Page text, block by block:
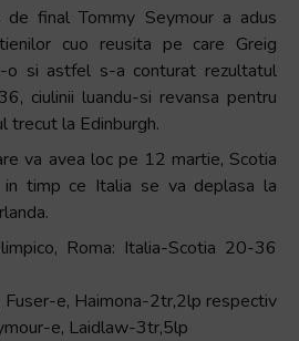
final Tommy Seymour a adus
cuo reusita pe care Greig
o si astfel s-a conturat rezultatul
ciulinii luandu-si revansa pentru
trecut la Edinburgh.
va avea loc pe 12 martie, Scotia
in timp ce Italia se va deplasa la
Roma: Italia-Scotia 20-36
Fuser-e, Haimona-2tr,2lp respectiv
e, Laidlaw-3tr,5lp